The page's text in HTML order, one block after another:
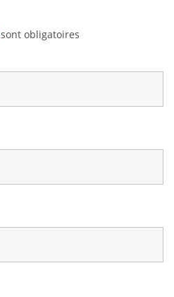
sont obligatoires